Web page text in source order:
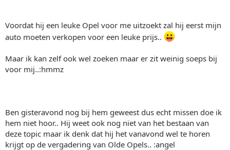
Voordat hij een leuke Opel voor me uitzoekt zal hij eerst mijn
auto moeten verkopen voor een leuke prijs..
Maar ik kan zelf ook wel zoeken maar er zit weinig soeps bij
voor mij..:hmmz
Ben gisteravond nog bij hem geweest dus echt missen doe ik
hem niet hoor.. Hij weet ook nog niet van het bestaan van
deze topic maar ik denk dat hij het vanavond wel te horen
krijgt op de vergadering van Olde Opels.. :angel